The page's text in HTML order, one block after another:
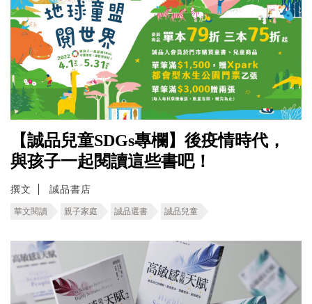
【誠品兒童SDGs專欄】後疫情時代，
與孩子一起閱讀這些書吧！
撰文 誠品書店
華文閱讀 親子家庭 誠品選書 誠品兒童